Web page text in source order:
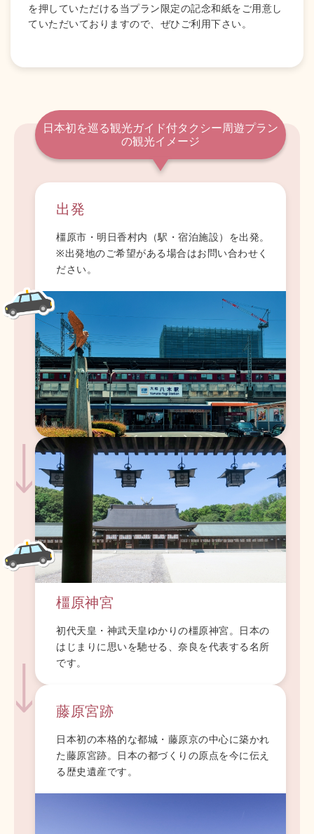
を押していただける当プラン限定の記念和紙をご用意し
ていただいておりますので、ぜひご利用下さい。
日本初を巡る観光ガイド付タクシー周遊プラン
の観光イメージ
出発
橿原市・明日香村内（駅・宿泊施設）を出発。
※出発地のご希望がある場合はお問い合わせく
ださい。
橿原神宮
初代天皇・神武天皇ゆかりの橿原神宮。日本の
はじまりに思いを馳せる、奈良を代表する名所
です。
藤原宮跡
日本初の本格的な都城・藤原京の中心に築かれ
た藤原宮跡。日本の都づくりの原点を今に伝え
る歴史遺産です。